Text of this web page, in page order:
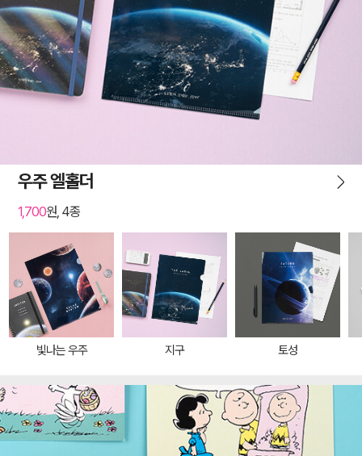
우주 엘홀더
1,700원, 4종
빛나는 우주 지구 토성